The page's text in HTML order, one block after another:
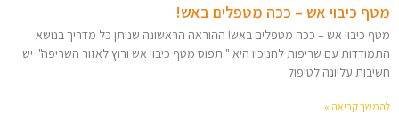
מטף כיבוי אש – ככה מטפלים באש!
מטף כיבוי אש – ככה מטפלים באש! ההוראה הראשונה שנותן כל מדריך בנושא
התמודדות עם שריפות לחניכיו היא " תפוס מטף כיבוי אש ורוץ לאזור השריפה". יש
חשיבות עליונה לטיפול
להמשך קריאה »